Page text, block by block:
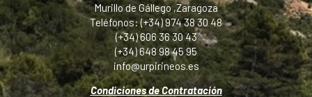
Murillo de Gállego ,Zaragoza
Teléfonos: (+34) 974 38 30 48
(+34) 606 36 30 43
(+34) 648 98 45 95
info@urpirineos.es
Condiciones de Contratación